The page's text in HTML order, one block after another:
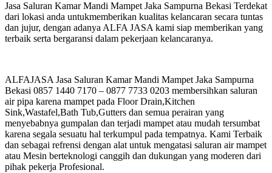
Jasa Saluran Kamar Mandi Mampet Jaka Sampurna Bekasi Terdekat
dari lokasi anda untukmemberikan kualitas kelancaran secara tuntas
dan jujur, dengan adanya ALFA JASA kami siap memberikan yang
terbaik serta bergaransi dalam pekerjaan kelancaranya.
ALFAJASA Jasa Saluran Kamar Mandi Mampet Jaka Sampurna
Bekasi 0857 1440 7170 – 0877 7733 0203 membersihkan saluran
air pipa karena mampet pada Floor Drain,Kitchen
Sink,Wastafel,Bath Tub,Gutters dan semua perairan yang
menyebabnya gumpalan dan terjadi mampet atau mudah tersumbat
karena segala sesuatu hal terkumpul pada tempatnya. Kami Terbaik
dan sebagai refrensi dengan alat untuk mengatasi saluran air mampet
atau Mesin berteknologi canggih dan dukungan yang moderen dari
pihak pekerja Profesional.